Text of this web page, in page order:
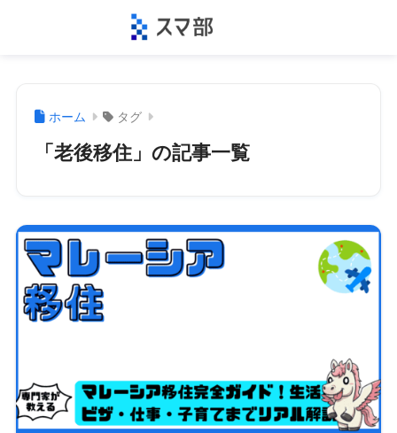
ホーム タグ
「老後移住」の記事一覧